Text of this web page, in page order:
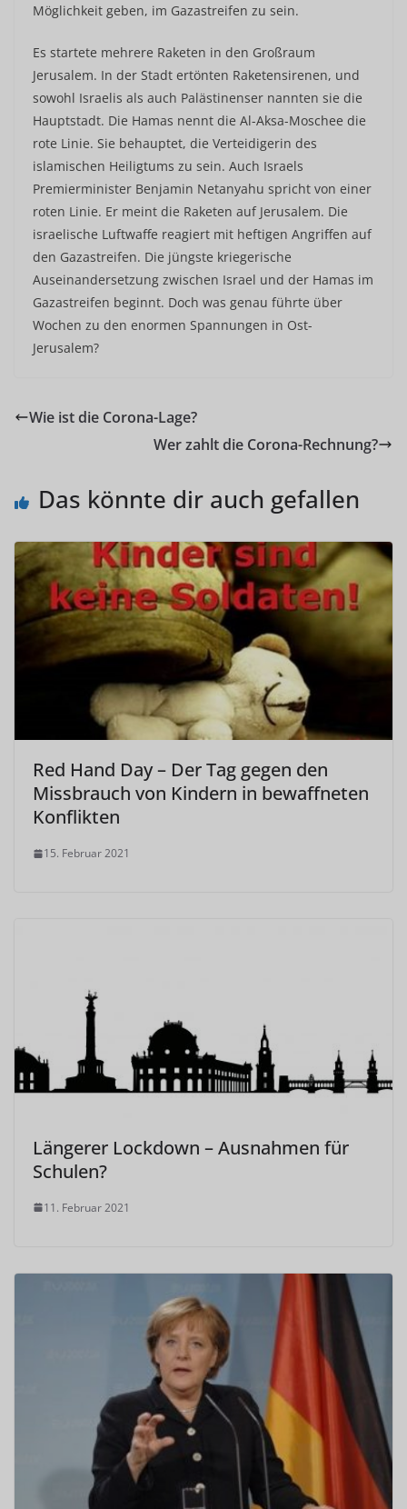
Möglichkeit geben, im Gazastreifen zu sein.
Es startete mehrere Raketen in den Großraum
Jerusalem. In der Stadt ertönten Raketensirenen, und
sowohl Israelis als auch Palästinenser nannten sie die
Hauptstadt. Die Hamas nennt die Al-Aksa-Moschee die
rote Linie. Sie behauptet, die Verteidigerin des
islamischen Heiligtums zu sein. Auch Israels
Premierminister Benjamin Netanyahu spricht von einer
roten Linie. Er meint die Raketen auf Jerusalem. Die
israelische Luftwaffe reagiert mit heftigen Angriffen auf
den Gazastreifen. Die jüngste kriegerische
Auseinandersetzung zwischen Israel und der Hamas im
Gazastreifen beginnt. Doch was genau führte über
Wochen zu den enormen Spannungen in Ost-
Jerusalem?
Wie ist die Corona-Lage?
Wer zahlt die Corona-Rechnung?
Das könnte dir auch gefallen
Red Hand Day – Der Tag gegen den
Missbrauch von Kindern in bewaffneten
Konflikten
15. Februar 2021
Längerer Lockdown – Ausnahmen für
Schulen?
11. Februar 2021